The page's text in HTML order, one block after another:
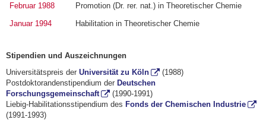
Februar 1988
Promotion (Dr. rer. nat.) in Theoretischer Chemie
Januar 1994
Habilitation in Theoretischer Chemie
Stipendien und Auszeichnungen
Universitätspreis der Universität zu Köln
(1988)
Postdoktorandenstipendium der Deutschen
Forschungsgemeinschaft
(1990-1991)
Liebig-Habilitationsstipendium des Fonds der Chemischen Industrie
(1991-1993)